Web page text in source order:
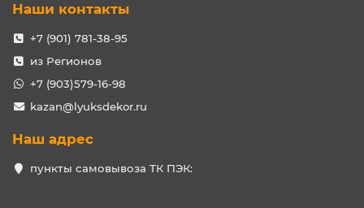
Наши контакты
+7 (901) 781-38-95
из Регионов
+7 (903)579-16-98
kazan@lyuksdekor.ru
Наш адрес
пункты самовывоза ТК ПЭК: